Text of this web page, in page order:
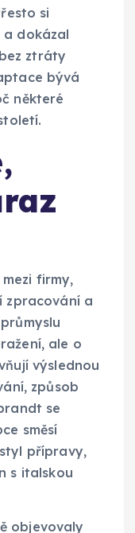
si
dokázal
ztráty
bývá
některé
firmy,
zpracování a
ale o
výslednou
způsob
se
směsí
přípravy,
s italskou
objevovaly